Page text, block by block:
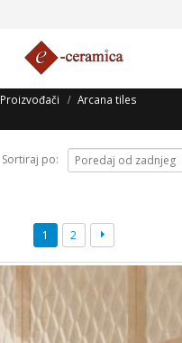
Proizvođači Arcana tiles
Sortiraj po:
1 2